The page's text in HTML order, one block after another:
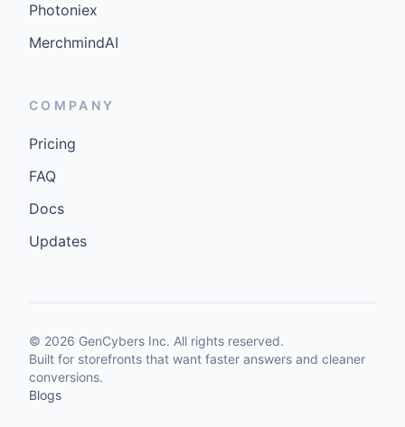
Photoniex
MerchmindAI
COMPANY
Pricing
FAQ
Docs
Updates
© 2026 GenCybers Inc. All rights reserved.
Built for storefronts that want faster answers and cleaner
conversions.
Blogs